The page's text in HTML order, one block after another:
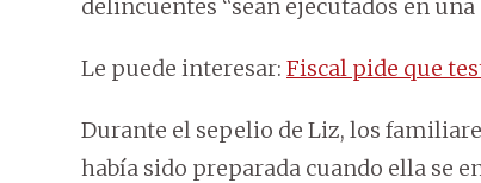
delincuentes “sean ejecutados en una
Le puede interesar: Fiscal pide que
Durante el sepelio de Liz, los
había sido preparada cuando ella se